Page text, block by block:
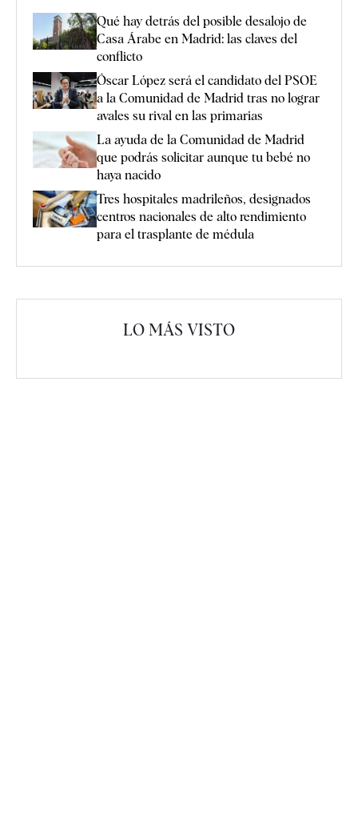
Qué hay detrás del posible desalojo de
Casa Árabe en Madrid: las claves del
conflicto
Óscar López será el candidato del PSOE
a la Comunidad de Madrid tras no lograr
avales su rival en las primarias
La ayuda de la Comunidad de Madrid
que podrás solicitar aunque tu bebé no
haya nacido
Tres hospitales madrileños, designados
centros nacionales de alto rendimiento
para el trasplante de médula
LO MÁS VISTO